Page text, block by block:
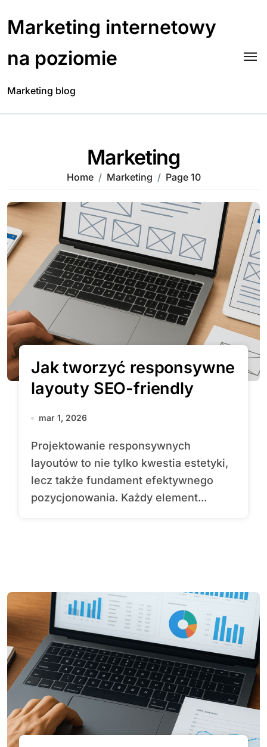
content
Marketing internetowy
na poziomie
Marketing blog
Marketing
Home Marketing Page 10
Jak tworzyć responsywne
layouty SEO-friendly
mar 1, 2026
Projektowanie responsywnych
layoutów to nie tylko kwestia estetyki,
lecz także fundament efektywnego
pozycjonowania. Każdy element...